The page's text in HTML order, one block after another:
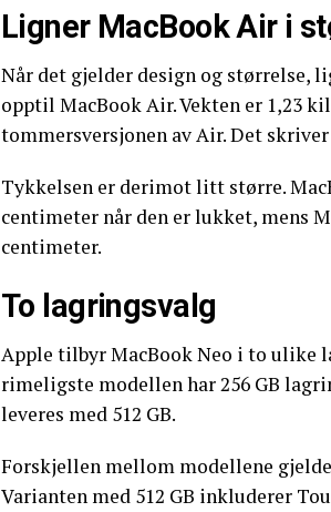
Ligner MacBook Air i
Når det gjelder design og størrelse,
opptil MacBook Air. Vekten er 1,23
tommersversjonen av Air. Det skriver
Tykkelsen er derimot litt større.
centimeter når den er lukket, mens
centimeter.
To lagringsvalg
Apple tilbyr MacBook Neo i to ulike
rimeligste modellen har 256 GB
leveres med 512 GB.
Forskjellen mellom modellene
Varianten med 512 GB inkluderer